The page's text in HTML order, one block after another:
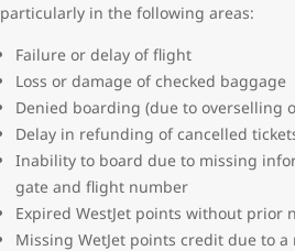
particularly in the following areas:
Failure or delay of flight
Loss or damage of checked baggage
Denied boarding (due to overselling
Delay in refunding of cancelled
Inability to board due to missing
gate and flight number
Expired WestJet points without prior
Missing WetJet points credit due to a